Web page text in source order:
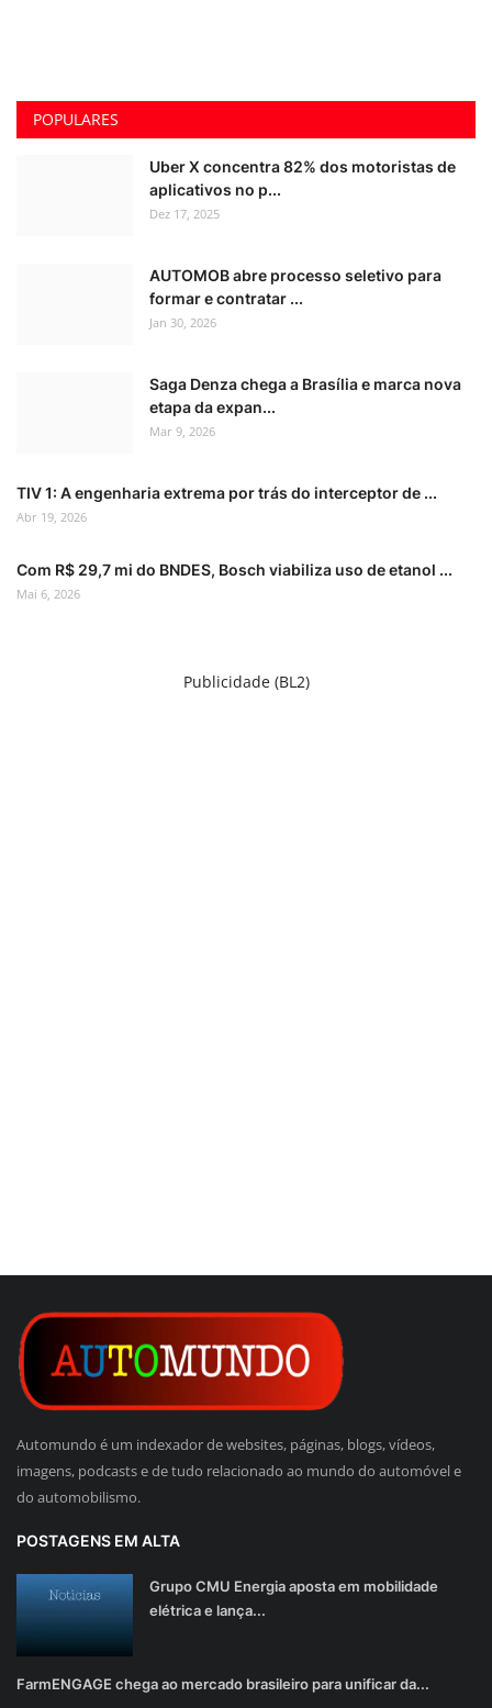
POPULARES
Uber X concentra 82% dos motoristas de
aplicativos no p...
Dez 17, 2025
AUTOMOB abre processo seletivo para
formar e contratar ...
Jan 30, 2026
Saga Denza chega a Brasília e marca nova
etapa da expan...
Mar 9, 2026
TIV 1: A engenharia extrema por trás do interceptor de ...
Abr 19, 2026
Com R$ 29,7 mi do BNDES, Bosch viabiliza uso de etanol ...
Mai 6, 2026
Publicidade (BL2)
Automundo é um indexador de websites, páginas, blogs, vídeos,
imagens, podcasts e de tudo relacionado ao mundo do automóvel e
do automobilismo.
POSTAGENS EM ALTA
Grupo CMU Energia aposta em mobilidade
elétrica e lança...
FarmENGAGE chega ao mercado brasileiro para unificar da...